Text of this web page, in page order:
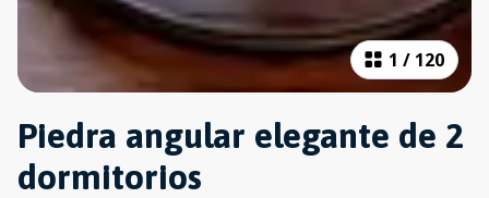
1 / 120
Piedra angular elegante de 2
dormitorios